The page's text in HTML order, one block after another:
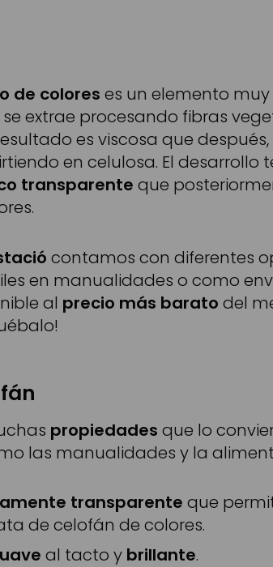
de colores es un elemento
extrae procesando fibras
es viscosa que
en celulosa. El
transparente que
contamos con diferentes
en manualidades o como
al precio más barato del
propiedades que lo
las manualidades y la
transparente que
de celofán de colores.
al tacto y brillante.